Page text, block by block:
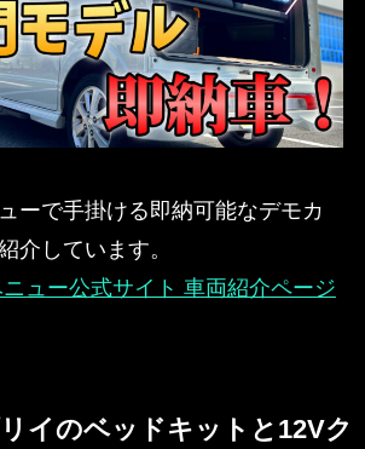
ーで手掛ける即納可能なデモカ
介しています。
ュー公式サイト 車両紹介ページ
イのベッドキットと12Vク